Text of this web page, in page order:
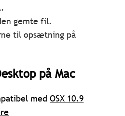
gemte fil.
til opsætning på
på Mac
medOSX 10.9